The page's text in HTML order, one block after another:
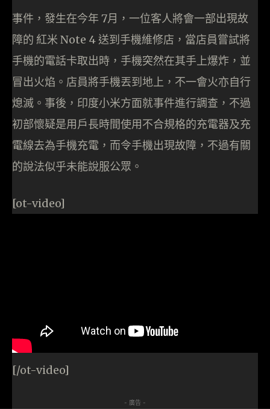
事件，發生在今年 7月，一位客人將會一部出現故
障的 紅米 Note 4 送到手機維修店，當店員嘗試將
手機的電話卡取出時，手機突然在其手上爆炸，並
冒出火焰。店員將手機丟到地上，不一會火亦自行
熄滅。事後，印度小米方面就事件進行調查，不過
初部懷疑是用戶長時間使用不合規格的充電器及充
電線去為手機充電，而令手機出現故障，不過有關
的說法似乎未能說服公眾。
[ot-video]
[/ot-video]
- 廣告 -